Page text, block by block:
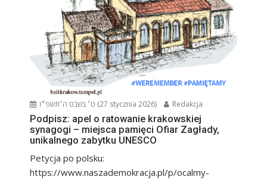
ט׳ בשבט ה׳תשפ״ו (27 stycznia 2026) Redakcja
Podpisz: apel o ratowanie krakowskiej
synagogi – miejsca pamięci Ofiar Zagłady,
unikalnego zabytku UNESCO
Petycja po polsku:
https://www.naszademokracja.pl/p/ocalmy-